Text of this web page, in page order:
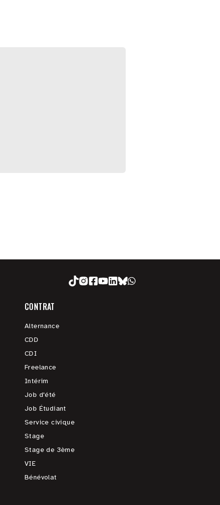
CONTRAT
Alternance
CDD
CDI
Freelance
Intérim
Job d'été
Job Étudiant
Service civique
Stage
Stage de 3ème
VIE
Bénévolat